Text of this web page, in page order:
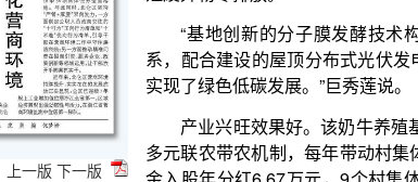
上一版 下一版
产业兴旺效果好。该奶牛养殖基地创新建立了土
多元联农带农机制，每年带动村集体和群众增收330
金入股年分红6.67万元，9个村集体年增收28.8万元
月工资3800元。“现在在家门口就能挣到钱，既改善
子。”陶生莲说。
湟中区草莓种植基地是苏青两省共建的另一大项
供了全方位支撑。